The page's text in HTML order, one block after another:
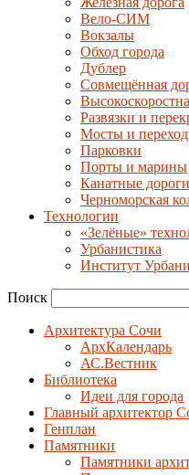
Вело-СИМ
Вокзалы
Обход города
Дублер
Совмещённая
Развязки и
Мосты и
Парковки
Порты и марины
Канатные дороги
Черноморская
Технологии
«Зелёные»
Урбанистика
Институт
Поиск
Архитектура Сочи
АрхКалендарь
АС.Вестник
Библиотека
Идеи для города
Главный архитектор
Генплан
Памятники
Памятники